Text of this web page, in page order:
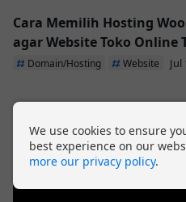
Cara Memilih Hosting
agar Website Toko Online
Domain/Hosting Website Jul
We use cookies to ensure
best experience on our
more our privacy policy.